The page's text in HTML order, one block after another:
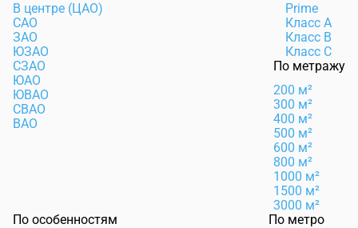
В центре (ЦАО)
САО
ЗАО
ЮЗАО
СЗАО
ЮАО
ЮВАО
СВАО
ВАО
Prime
Класс А
Класс B
Класс C
По метражу
200 м²
300 м²
400 м²
500 м²
600 м²
800 м²
1000 м²
1500 м²
3000 м²
По особенностям
По метро